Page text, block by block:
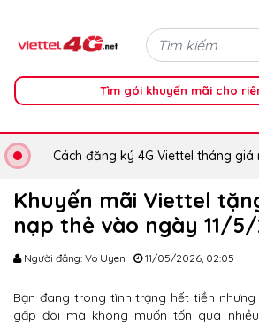
Tìm gói khuyến mãi cho
Cách đăng ký 4G Viettel tháng giá
Khuyến mãi Viettel
nạp thẻ vào ngày 11/5/
Người đăng: Vo Uyen 11/05/2026, 02:05
Bạn đang trong tình trạng hết tiền
gấp đôi mà không muốn tốn quá